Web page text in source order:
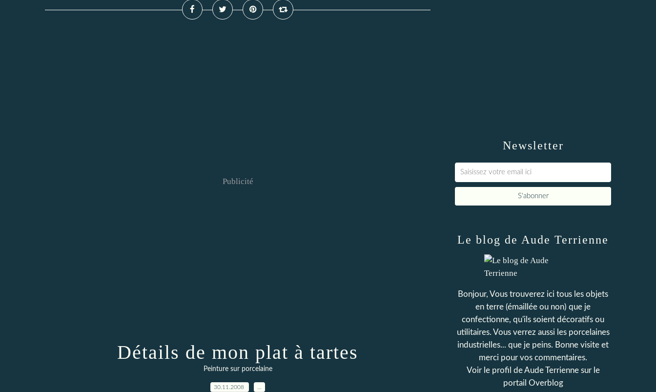
Publicité
Détails de mon plat à tartes
Peinture sur porcelaine
30.11.2008
Newsletter
Le blog de Aude Terrienne
Bonjour, Vous trouverez ici tous les objets
en terre (émaillée ou non) que je
confectionne, qu'ils soient décoratifs ou
utilitaires. Vous verrez aussi les porcelaines
industrielles... que je peins. Bonne visite et
merci pour vos commentaires.
Voir le profil deAude Terriennesur le
portail Overblog